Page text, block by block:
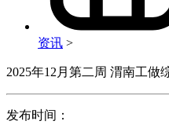
资讯 >
2025年12月第二周 渭南工做
发布时间：